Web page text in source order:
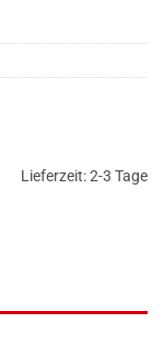
Lieferzeit:2-3 Tage